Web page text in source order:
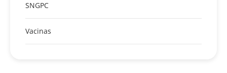
SNGPC
Vacinas